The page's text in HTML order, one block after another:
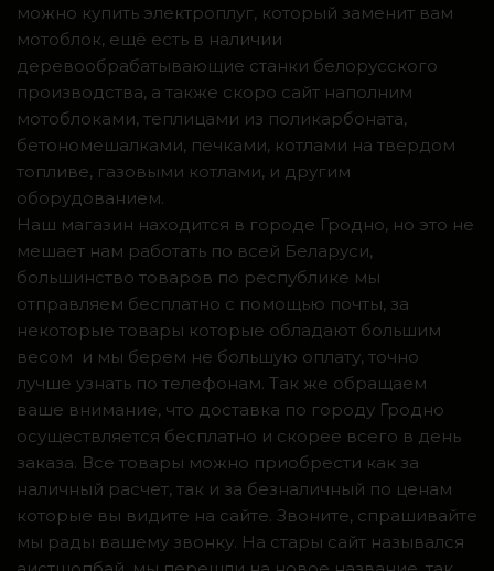
можно купить электроплуг, который заменит вам
мотоблок, ещё есть в наличии
деревообрабатывающие станки белорусского
производства, а также скоро сайт наполним
мотоблоками, теплицами из поликарбоната,
бетономешалками, печками, котлами на твердом
топливе, газовыми котлами, и другим
оборудованием.
Наш магазин находится в городе Гродно, но это не
мешает нам работать по всей Беларуси,
большинство товаров по республике мы
отправляем бесплатно с помощью почты, за
некоторые товары которые обладают большим
весом и мы берем не большую оплату, точно
лучше узнать по телефонам. Так же обращаем
ваше внимание, что доставка по городу Гродно
осуществляется бесплатно и скорее всего в день
заказа. Все товары можно приобрести как за
наличный расчет, так и за безналичный по ценам
которые вы видите на сайте. Звоните, спрашивайте
мы рады вашему звонку. На стары сайт назывался